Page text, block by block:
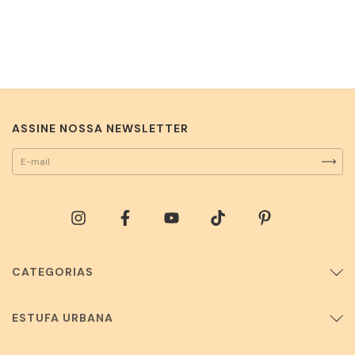
ASSINE NOSSA NEWSLETTER
CATEGORIAS
ESTUFA URBANA